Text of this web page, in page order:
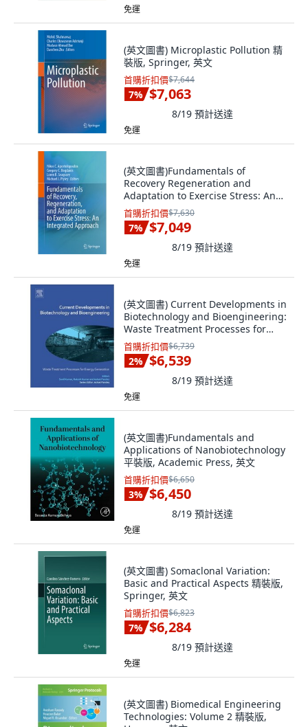
免運
(英文圖書) Microplastic Pollution 精
裝版, Springer, 英文
首購折扣價$7,644
7% $7,063
8/19 預計送達
免運
(英文圖書)Fundamentals of
Recovery Regeneration and
Adaptation to Exercise Stress: An
In... 精裝版, Springer, 英文
首購折扣價$7,630
7% $7,049
8/19 預計送達
免運
(英文圖書) Current Developments in
Biotechnology and Bioengineering:
Waste Treatment Processes for
Energ... 平裝版, Elsevier, 英文
首購折扣價$6,739
2% $6,539
8/19 預計送達
免運
(英文圖書)Fundamentals and
Applications of Nanobiotechnology
平裝版, Academic Press, 英文
首購折扣價$6,650
3% $6,450
8/19 預計送達
免運
(英文圖書) Somaclonal Variation:
Basic and Practical Aspects 精裝版,
Springer, 英文
首購折扣價$6,823
7% $6,284
8/19 預計送達
免運
(英文圖書) Biomedical Engineering
Technologies: Volume 2 精裝版,